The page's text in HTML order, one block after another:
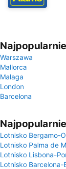
Warszawa
Mallorca
Malaga
London
Barcelona
Lotnisko Bergamo-
Lotnisko Palma de
Lotnisko Lisbona-
Lotnisko Barcelona-